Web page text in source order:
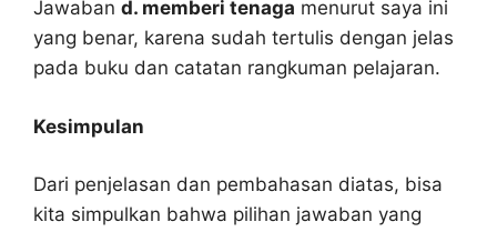
Jawaban d. memberi tenaga menurut saya ini
yang benar, karena sudah tertulis dengan jelas
pada buku dan catatan rangkuman pelajaran.
Kesimpulan
Dari penjelasan dan pembahasan diatas, bisa
kita simpulkan bahwa pilihan jawaban yang